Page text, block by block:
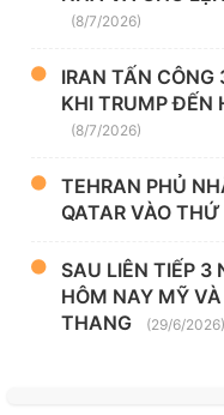
(8/7/2026)
IRAN TẤN CÔNG
KHI TRUMP ĐẾN
(8/7/2026)
TEHRAN PHỦ
QATAR VÀO
SAU LIÊN TIẾP 3
HÔM NAY MỸ
THANG
(29/6/2026)